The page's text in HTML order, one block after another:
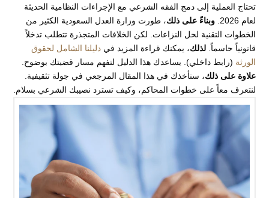
تحتاج العملية إلى دمج الفقه الشرعي مع الإجراءات النظامية الحديثة
لعام 2026.
وبناءً على ذلك، طورت وزارة العدل السعودية الكثير من
الخطوات التقنية لحل النزاعات. لكن الخلافات المتجذرة تتطلب تدخلاً
قانونياً حاسماً. لذلك، يمكنك قراءة المزيد في دليلنا الشامل لحقوق
الورثة (رابط داخلي). يساعدك هذا الدليل لتفهم مسار قضيتك بوضوح.
علاوة على ذلك، سنأخذك في هذا المقال المرجعي في جولة تثقيفية.
لنتعرف معاً على خطوات المحاكم، وكيف تسترد نصيبك الشرعي بسلام.